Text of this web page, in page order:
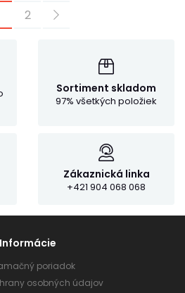
2
Sortiment skladom
97% všetkých položiek
Zákaznická linka
+421 904 068 068
Informácie
poriadok
osobných údajov